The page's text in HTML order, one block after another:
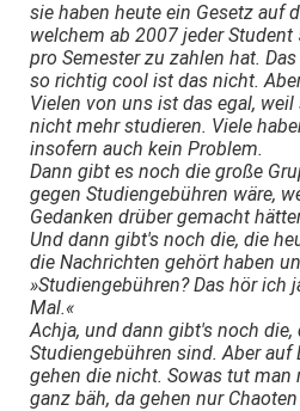
sie haben heute ein Gesetz auf
welchem ab 2007 jeder
pro Semester zu zahlen hat.
so richtig cool ist das nicht.
Vielen von uns ist das egal,
nicht mehr studieren. Viele
insofern auch kein Problem.
Dann gibt es noch die große
gegen Studiengebühren wäre,
Gedanken drüber gemacht
Und dann gibt's noch die, die
die Nachrichten gehört haben
»Studiengebühren? Das hör ich
Mal.«
Achja, und dann gibt's noch
Studiengebühren sind. Aber auf
gehen die nicht. Sowas tut man
ganz bäh, da gehen nur